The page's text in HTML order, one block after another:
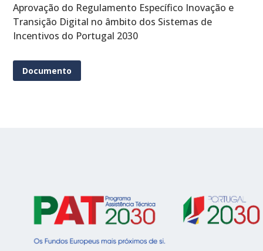
Aprovação do Regulamento Específico Inovação e
Transição Digital no âmbito dos Sistemas de
Incentivos do Portugal 2030
Documento